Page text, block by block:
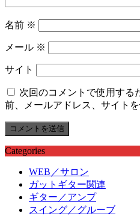
名前 ※
メール ※
サイト
次回のコメントで使用する
前、メールアドレス、サイトを
Categories
WEB／サロン
ガットギター関連
ギター／アンプ
スイング／グルーブ